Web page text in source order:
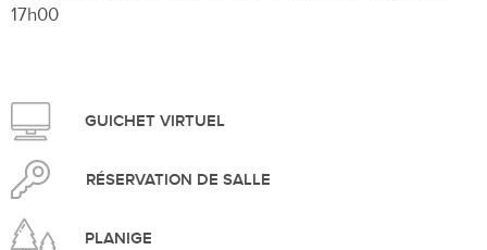
17h00
GUICHET VIRTUEL
RÉSERVATION DE SALLE
PLANIGE